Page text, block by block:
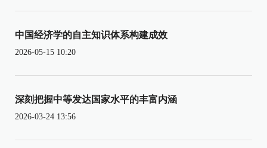
中国经济学的自主知识体系构建成效
2026-05-15 10:20
深刻把握中等发达国家水平的丰富内涵
2026-03-24 13:56